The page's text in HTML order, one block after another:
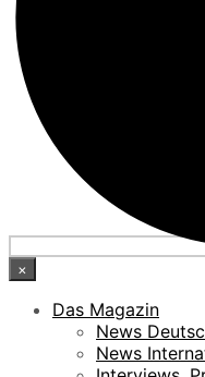
×
Das Magazin
News
News